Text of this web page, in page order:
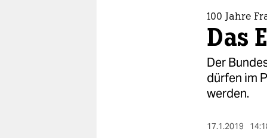
100 Jahre
Das
Der
dürfen im
werden.
17.1.2019